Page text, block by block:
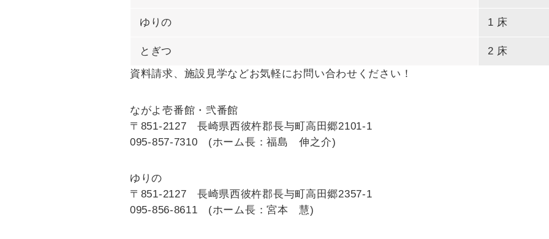
ゆりの 1 床
とぎつ
2 床
資料請求、施設見学などお気軽にお問い合わせください！
ながよ壱番館・弐番館
〒851-2127 長崎県西彼杵郡長与町高田郷2101-1
095-857-7310 (ホーム長：福島 伸之介)
ゆりの
〒851-2127 長崎県西彼杵郡長与町高田郷2357-1
095-856-8611 (ホーム長：宮本 慧)